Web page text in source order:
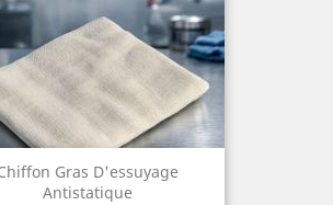
Gras D'essuyage
Antistatique